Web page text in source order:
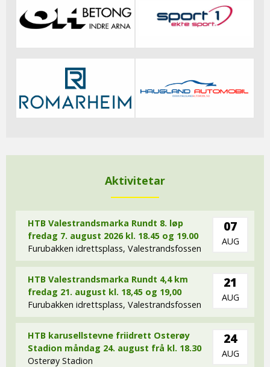
Aktivitetar
HTB Valestrandsmarka Rundt 8. løp
fredag 7. august 2026 kl. 18.45 og 19.00
Furubakken idrettsplass, Valestrandsfossen
07
AUG
HTB Valestrandsmarka Rundt 4,4 km
fredag 21. august kl. 18,45 og 19,00
Furubakken idrettsplass, Valestrandsfossen
21
AUG
HTB karusellstevne friidrett Osterøy
Stadion måndag 24. august frå kl. 18.30
Osterøy Stadion
24
AUG